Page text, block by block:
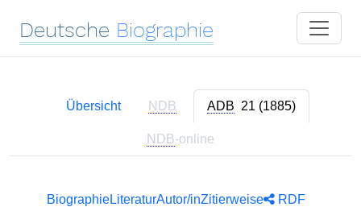
Deutsche Biographie
Übersicht NDB ADB 21 (1885)
NDB-online
BiographieLiteraturAutor/inZitierweise
RDF